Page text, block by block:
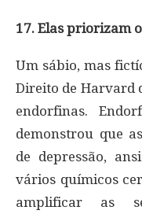
17. Elas priorizam
Um sábio, mas
Direito de Harvard
endorfinas.
demonstrou que
de depressão,
vários químicos
amplificar as